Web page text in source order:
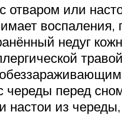
отваром или
недуг
череды перед
настои из